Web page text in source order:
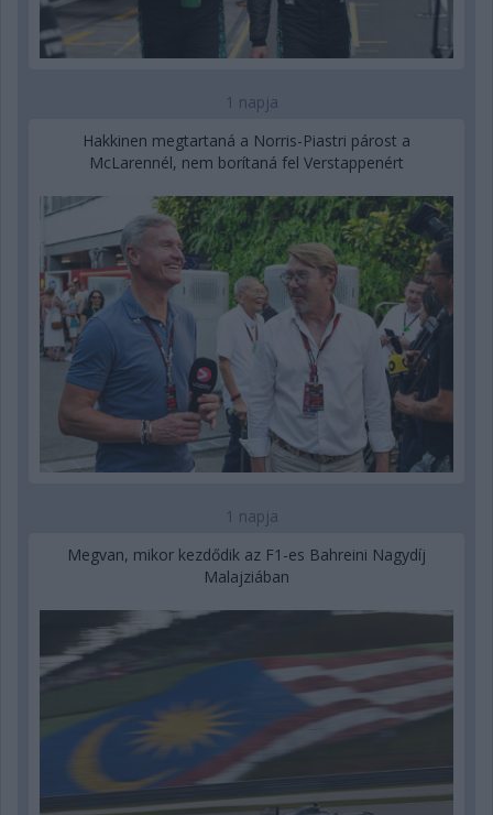
1 napja
Hakkinen megtartaná a Norris-Piastri párost a
McLarennél, nem borítaná fel Verstappenért
1 napja
Megvan, mikor kezdődik az F1-es Bahreini Nagydíj
Malajziában